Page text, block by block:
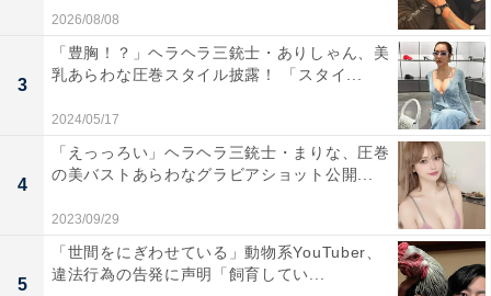
2026/08/08
3
「豊胸！？」ヘラヘラ三銃士・ありしゃん、美
乳あらわな圧巻スタイル披露！ 「スタイ...
2024/05/17
4
「えっっろい」ヘラヘラ三銃士・まりな、圧巻
の美バストあらわなグラビアショット公開...
2023/09/29
5
「世間をにぎわせている」動物系YouTuber、
違法行為の告発に声明「飼育してい...